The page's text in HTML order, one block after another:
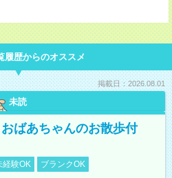
履歴からのオススメ
掲載日：2026.08.01
未読
ばあちゃんのお散歩付
経験OK
ブランクOK